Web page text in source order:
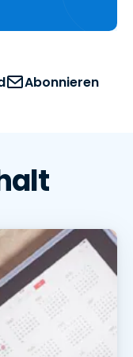
Abonnieren